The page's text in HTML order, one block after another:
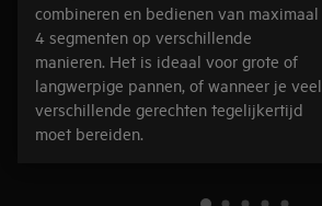
combineren en bedienen van maximaal
4 segmenten op verschillende
manieren. Het is ideaal voor grote of
langwerpige pannen, of wanneer je veel
verschillende gerechten tegelijkertijd
moet bereiden.